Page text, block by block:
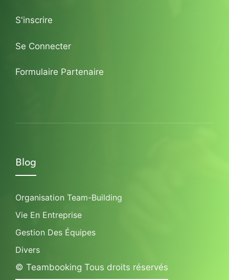
S'inscrire
Se Connecter
Formulaire Partenaire
Blog
Organisation Team-Building
Vie En Entreprise
Gestion Des Équipes
Divers
© Teambooking Tous droits réservés